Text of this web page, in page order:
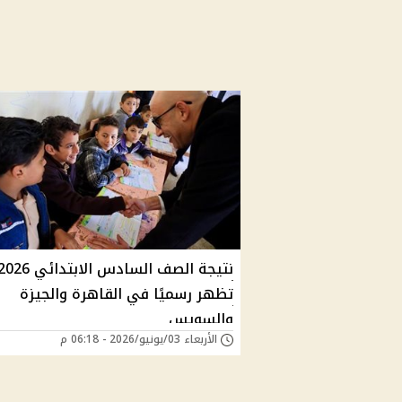
نتيجة الصف السادس
تظهر رسميًا في القاهرة والجيزة
والسويس
الأربعاء 03/يونيو/2026 - 06:18 م